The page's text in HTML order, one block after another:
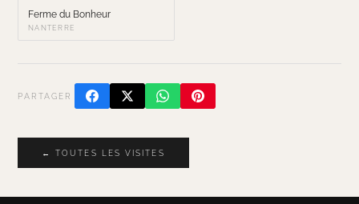
Ferme du Bonheur
NANTERRE
PARTAGER
← TOUTES LES VISITES